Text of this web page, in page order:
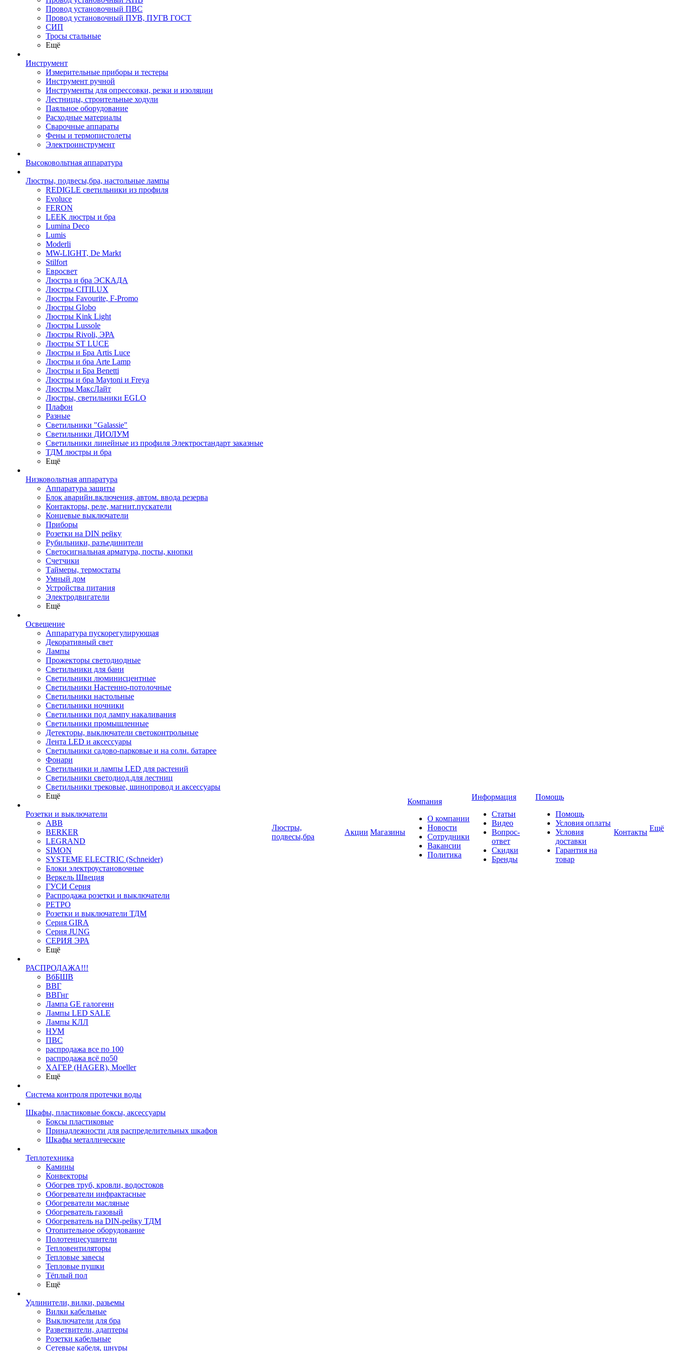
Провод установочный ПВС
Провод установочный ПУВ, ПУГВ ГОСТ
СИП
Тросы стальные
Ещё
Инструмент
Измерительные приборы и тестеры
Инструмент ручной
Инструменты для опрессовки, резки и изоляции
Лестницы, строительные ходули
Паяльное оборудование
Расходные материалы
Сварочные аппараты
Фены и термопистолеты
Электроинструмент
Высоковольтная аппаратура
Люстры, подвесы,бра, настольные лампы
REDIGLE светильники из профиля
Evoluce
FERON
LEEK люстры и бра
Lumina Deco
Lumis
Moderli
MW-LIGHT, De Markt
Stilfort
Евросвет
Люстра и бра ЭСКАДА
Люстры CITILUX
Люстры Favourite, F-Promo
Люстры Globo
Люстры Kink Light
Люстры Lussole
Люстры Rivoli, ЭРА
Люстры ST LUCE
Люстры и Бра Artis Luce
Люстры и бра Arte Lamp
Люстры и Бра Benetti
Люстры и бра Maytoni и Freya
Люстры МаксЛайт
Люстры, светильники EGLO
Плафон
Разные
Светильники "Galassie"
Светильники ДИОЛУМ
Светильники линейные из профиля Электростандарт заказные
ТДМ люстры и бра
Ещё
Низковольтная аппаратура
Аппаратура защиты
Блок аварийн.включения, автом. ввода резерва
Контакторы, реле, магнит.пускатели
Концевые выключатели
Приборы
Розетки на DIN рейку
Рубильники, разъединители
Светосигнальная арматура, посты, кнопки
Счетчики
Таймеры, термостаты
Умный дом
Устройства питания
Электродвигатели
Ещё
Освещение
Аппаратура пускорегулирующая
Декоративный свет
Лампы
Прожекторы светодиодные
Светильники для бани
Светильники люминисцентные
Светильники Настенно-потолочные
Светильники настольные
Светильники ночники
Светильники под лампу накаливания
Светильники промышленные
Детекторы, выключатели светоконтрольные
Лента LED и аксессуары
Светильники садово-парковые и на солн. батарее
Фонари
Светильники и лампы LED для растений
Светильники светодиод.для лестниц
Светильники трековые, шинопровод и аксессуары
Ещё
Розетки и выключатели
ABB
BERKER
LEGRAND
SIMON
SYSTEME ELECTRIC (Schneider)
Блоки электроустановочные
Веркель Швеция
ГУСИ Серия
Распродажа розетки и выключатели
РЕТРО
Розетки и выключатели ТДМ
Серия GIRA
Серия JUNG
СЕРИЯ ЭРА
Ещё
РАСПРОДАЖА!!!
ВбБШВ
ВВГ
ВВГнг
Лампа GE галогенн
Лампы LED SALE
Лампы КЛЛ
НУМ
ПВС
распродажа все по 100
распродажа всё по50
ХАГЕР (HAGER), Moeller
Ещё
Система контроля протечки воды
Шкафы, пластиковые боксы, аксессуары
Боксы пластиковые
Принадлежности для распределительных шкафов
Шкафы металлические
Теплотехника
Камины
Конвекторы
Обогрев труб, кровли, водостоков
Обогреватели инфрактасные
Обогреватели масляные
Обогреватель газовый
Обогреватель на DIN-рейку ТДМ
Отопительное оборудование
Полотенцесушители
Тепловентиляторы
Тепловые завесы
Тепловые пушки
Тёплый пол
Ещё
Удлинители, вилки, разьемы
Вилки кабельные
Выключатели для бра
Разветвители, адаптеры
Розетки кабельные
Сетевые кабеля, шнуры
Люстры,
подвесы,бра
Акции Магазины
Компания
О компании
Новости
Сотрудники
Вакансии
Политика
Информация
Статьи
Видео
Вопрос-
ответ
Скидки
Бренды
Помощь
Помощь
Условия оплаты
Условия
доставки
Гарантия на
товар
Контакты Ещё